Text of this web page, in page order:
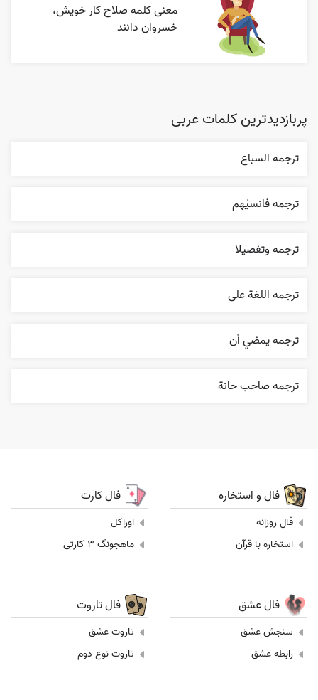
معنی کلمه صلاح کار خویش،
خسروان دانند
پربازدیدترین کلمات عربی
ترجمه السباع
ترجمه فانسیٰهم
ترجمه وتفصيلا
ترجمه اللغة علی
ترجمه يمضي أن
ترجمه صاحب حانة
فال و استخاره
فال روزانه
استخاره با قرآن
فال کارت
اوراکل
ماهجونگ 3 کارتی
فال عشق
سنجش عشق
رابطه عشق
فال تاروت
تاروت عشق
تاروت نوع دوم